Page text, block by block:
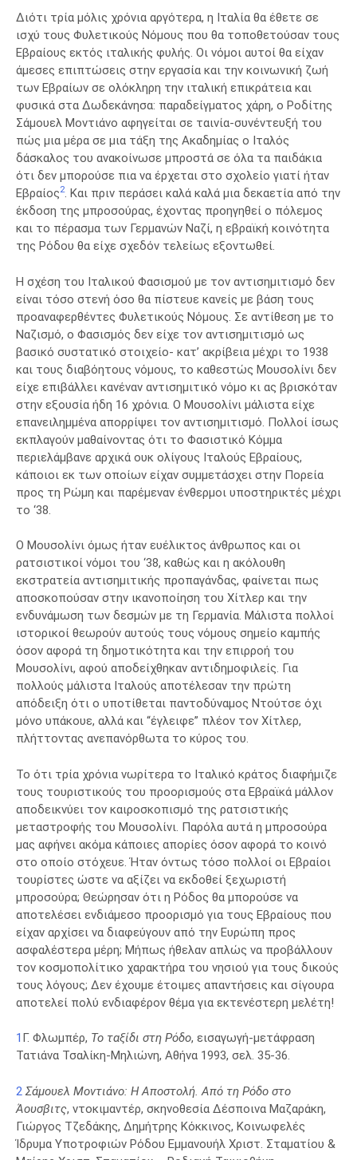
Διότι τρία μόλις χρόνια αργότερα, η Ιταλία θα έθετε σε
ισχύ τους Φυλετικούς Νόμους που θα τοποθετούσαν τους
Εβραίους εκτός ιταλικής φυλής. Οι νόμοι αυτοί θα είχαν
άμεσες επιπτώσεις στην εργασία και την κοινωνική ζωή
των Εβραίων σε ολόκληρη την ιταλική επικράτεια και
φυσικά στα Δωδεκάνησα: παραδείγματος χάρη, ο Ροδίτης
Σάμουελ Μοντιάνο αφηγείται σε ταινία-συνέντευξή του
πώς μια μέρα σε μια τάξη της Ακαδημίας ο Ιταλός
δάσκαλος του ανακοίνωσε μπροστά σε όλα τα παιδάκια
ότι δεν μπορούσε πια να έρχεται στο σχολείο γιατί ήταν
Εβραίος2. Και πριν περάσει καλά καλά μια δεκαετία από την
έκδοση της μπροσούρας, έχοντας προηγηθεί ο πόλεμος
και το πέρασμα των Γερμανών Ναζί, η εβραϊκή κοινότητα
της Ρόδου θα είχε σχεδόν τελείως εξοντωθεί.
Η σχέση του Ιταλικού Φασισμού με τον αντισημιτισμό δεν
είναι τόσο στενή όσο θα πίστευε κανείς με βάση τους
προαναφερθέντες Φυλετικούς Νόμους. Σε αντίθεση με το
Ναζισμό, ο Φασισμός δεν είχε τον αντισημιτισμό ως
βασικό συστατικό στοιχείο- κατ’ ακρίβεια μέχρι το 1938
και τους διαβόητους νόμους, το καθεστώς Μουσολίνι δεν
είχε επιβάλλει κανέναν αντισημιτικό νόμο κι ας βρισκόταν
στην εξουσία ήδη 16 χρόνια. Ο Μουσολίνι μάλιστα είχε
επανειλημμένα απορρίψει τον αντισημιτισμό. Πολλοί ίσως
εκπλαγούν μαθαίνοντας ότι το Φασιστικό Κόμμα
περιελάμβανε αρχικά ουκ ολίγους Ιταλούς Εβραίους,
κάποιοι εκ των οποίων είχαν συμμετάσχει στην Πορεία
προς τη Ρώμη και παρέμεναν ένθερμοι υποστηρικτές μέχρι
το ‘38.
Ο Μουσολίνι όμως ήταν ευέλικτος άνθρωπος και οι
ρατσιστικοί νόμοι του ‘38, καθώς και η ακόλουθη
εκστρατεία αντισημιτικής προπαγάνδας, φαίνεται πως
αποσκοπούσαν στην ικανοποίηση του Χίτλερ και την
ενδυνάμωση των δεσμών με τη Γερμανία. Μάλιστα πολλοί
ιστορικοί θεωρούν αυτούς τους νόμους σημείο καμπής
όσον αφορά τη δημοτικότητα και την επιρροή του
Μουσολίνι, αφού αποδείχθηκαν αντιδημοφιλείς. Για
πολλούς μάλιστα Ιταλούς αποτέλεσαν την πρώτη
απόδειξη ότι ο υποτίθεται παντοδύναμος Ντούτσε όχι
μόνο υπάκουε, αλλά και “έγλειφε” πλέον τον Χίτλερ,
πλήττοντας ανεπανόρθωτα το κύρος του.
Το ότι τρία χρόνια νωρίτερα το Ιταλικό κράτος διαφήμιζε
τους τουριστικούς του προορισμούς στα Εβραϊκά μάλλον
αποδεικνύει τον καιροσκοπισμό της ρατσιστικής
μεταστροφής του Μουσολίνι. Παρόλα αυτά η μπροσούρα
μας αφήνει ακόμα κάποιες απορίες όσον αφορά το κοινό
στο οποίο στόχευε. Ήταν όντως τόσο πολλοί οι Εβραίοι
τουρίστες ώστε να αξίζει να εκδοθεί ξεχωριστή
μπροσούρα; Θεώρησαν ότι η Ρόδος θα μπορούσε να
αποτελέσει ενδιάμεσο προορισμό για τους Εβραίους που
είχαν αρχίσει να διαφεύγουν από την Ευρώπη προς
ασφαλέστερα μέρη; Μήπως ήθελαν απλώς να προβάλλουν
τον κοσμοπολίτικο χαρακτήρα του νησιού για τους δικούς
τους λόγους; Δεν έχουμε έτοιμες απαντήσεις και σίγουρα
αποτελεί πολύ ενδιαφέρον θέμα για εκτενέστερη μελέτη!
1 Γ. Φλωμπέρ, Το ταξίδι στη Ρόδο, εισαγωγή-μετάφραση
Τατιάνα Τσαλίκη-Μηλιώνη, Αθήνα 1993, σελ. 35-36.
2 Σάμουελ Μοντιάνο: Η Αποστολή. Από τη Ρόδο στο
Άουσβιτς, ντοκιμαντέρ, σκηνοθεσία Δέσποινα Μαζαράκη,
Γιώργος Τζεδάκης, Δημήτρης Κόκκινος, Κοινωφελές
Ίδρυμα Υποτροφιών Ρόδου Εμμανουήλ Χριστ. Σταματίου &